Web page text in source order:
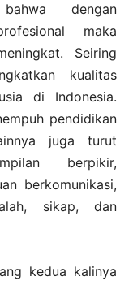
dengan
maka
Seiring
kualitas
di Indonesia.
pendidikan
juga turut
berpikir,
berkomunikasi,
sikap, dan
kedua kalinya